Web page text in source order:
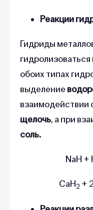
Реакции
Гидриды
гидролизоваться
обоих типах
выделение
взаимодействии
щелочь, а при
соль.
NaH +
CaH2 +